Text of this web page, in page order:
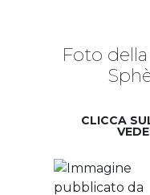
Foto
CLICCA